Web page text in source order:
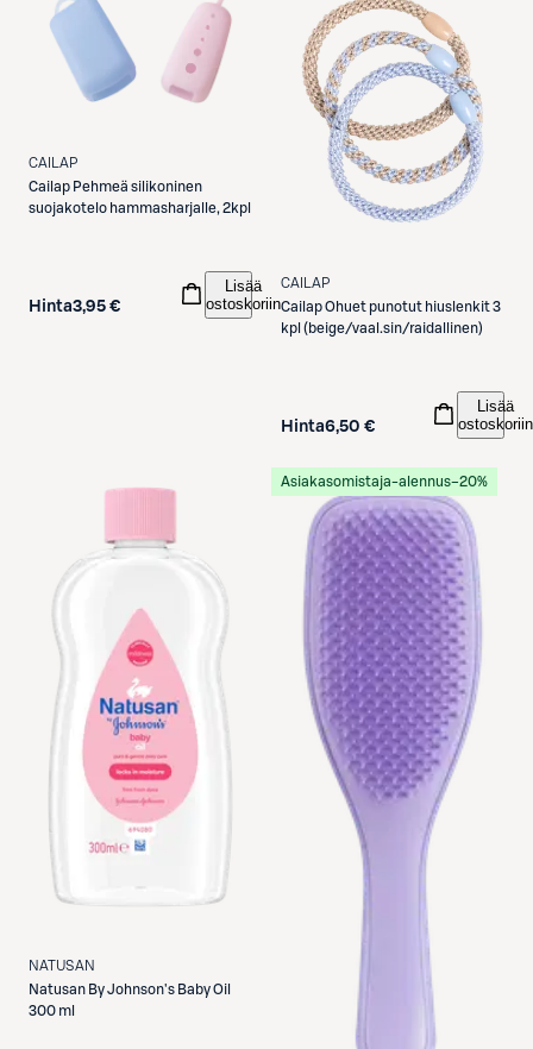
CAILAP
Cailap Pehmeä silikoninen
suojakotelo hammasharjalle, 2kpl
Hinta3,95 €
Lisää
ostoskoriin
CAILAP
CailapOhuet punotut hiuslenkit 3
kpl (beige/vaal.sin/raidallinen)
Hinta6,50 €
Lisää
ostoskoriin
NATUSAN
Natusan By Johnson's Baby Oil
300 ml
Asiakasomistaja-alennus−20%